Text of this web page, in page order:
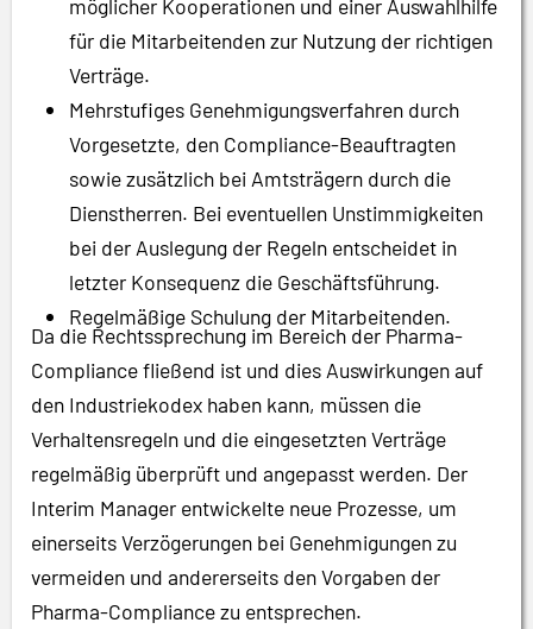
möglicher Kooperationen und einer Auswahlhilfe
für die Mitarbeitenden zur Nutzung der richtigen
Verträge.
Mehrstufiges Genehmigungsverfahren durch
Vorgesetzte, den Compliance-Beauftragten
sowie zusätzlich bei Amtsträgern durch die
Dienstherren. Bei eventuellen Unstimmigkeiten
bei der Auslegung der Regeln entscheidet in
letzter Konsequenz die Geschäftsführung.
Regelmäßige Schulung der Mitarbeitenden.
Da die Rechtssprechung im Bereich der Pharma-
Compliance fließend ist und dies Auswirkungen auf
den Industriekodex haben kann, müssen die
Verhaltensregeln und die eingesetzten Verträge
regelmäßig überprüft und angepasst werden. Der
Interim Manager entwickelte neue Prozesse, um
einerseits Verzögerungen bei Genehmigungen zu
vermeiden und andererseits den Vorgaben der
Pharma-Compliance zu entsprechen.